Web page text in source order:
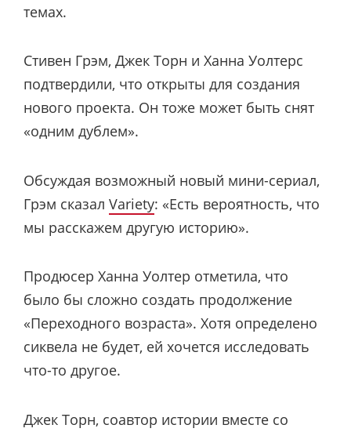
темах.
Стивен Грэм, Джек Торн и Ханна Уолтерс
подтвердили, что открыты для создания
нового проекта. Он тоже может быть снят
«одним дублем».
Обсуждая возможный новый мини-сериал,
Грэм сказал Variety: «Есть вероятность, что
мы расскажем другую историю».
Продюсер Ханна Уолтер отметила, что
было бы сложно создать продолжение
«Переходного возраста». Хотя определено
сиквела не будет, ей хочется исследовать
что-то другое.
Джек Торн, соавтор истории вместе со